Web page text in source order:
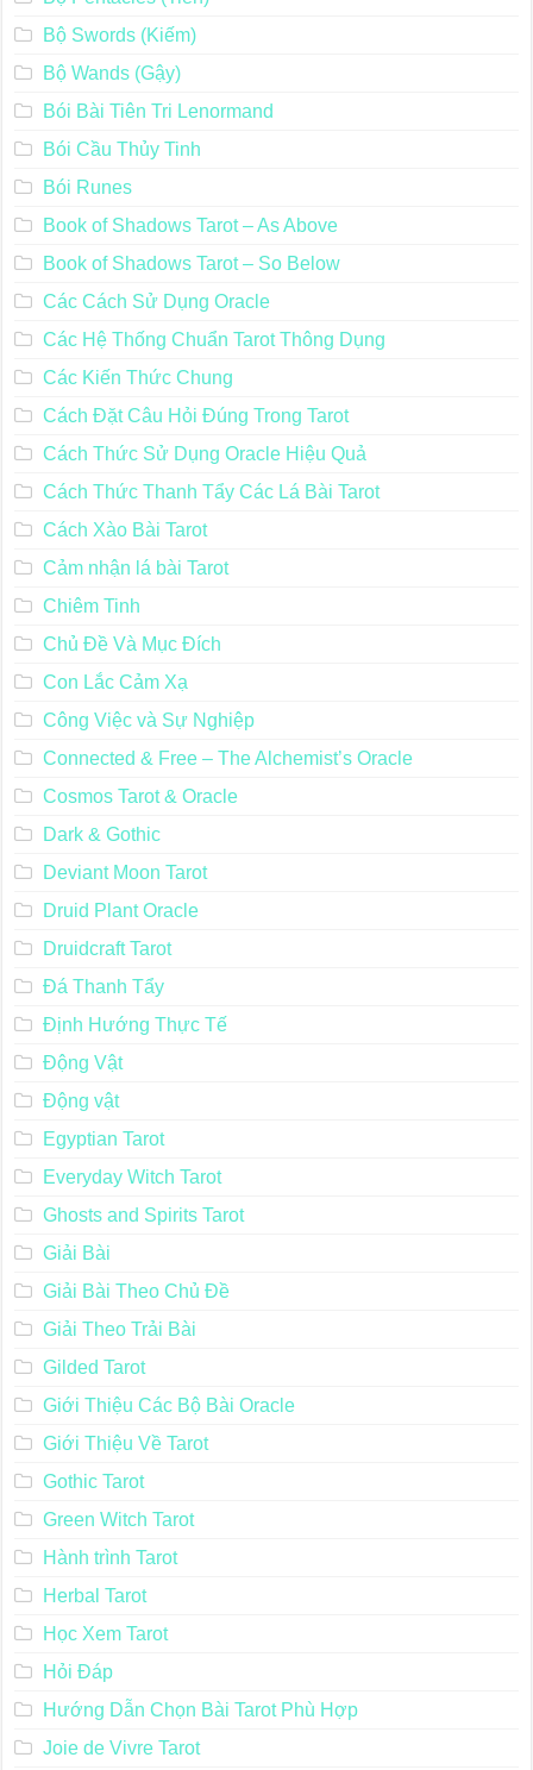
Bộ Swords (Kiếm)
Bộ Wands (Gậy)
Bói Bài Tiên Tri Lenormand
Bói Cầu Thủy Tinh
Bói Runes
Book of Shadows Tarot – As Above
Book of Shadows Tarot – So Below
Các Cách Sử Dụng Oracle
Các Hệ Thống Chuẩn Tarot Thông Dụng
Các Kiến Thức Chung
Cách Đặt Câu Hỏi Đúng Trong Tarot
Cách Thức Sử Dụng Oracle Hiệu Quả
Cách Thức Thanh Tẩy Các Lá Bài Tarot
Cách Xào Bài Tarot
Cảm nhận lá bài Tarot
Chiêm Tinh
Chủ Đề Và Mục Đích
Con Lắc Cảm Xạ
Công Việc và Sự Nghiệp
Connected & Free – The Alchemist’s Oracle
Cosmos Tarot & Oracle
Dark & Gothic
Deviant Moon Tarot
Druid Plant Oracle
Druidcraft Tarot
Đá Thanh Tẩy
Định Hướng Thực Tế
Động Vật
Động vật
Egyptian Tarot
Everyday Witch Tarot
Ghosts and Spirits Tarot
Giải Bài
Giải Bài Theo Chủ Đề
Giải Theo Trải Bài
Gilded Tarot
Giới Thiệu Các Bộ Bài Oracle
Giới Thiệu Về Tarot
Gothic Tarot
Green Witch Tarot
Hành trình Tarot
Herbal Tarot
Học Xem Tarot
Hỏi Đáp
Hướng Dẫn Chọn Bài Tarot Phù Hợp
Joie de Vivre Tarot